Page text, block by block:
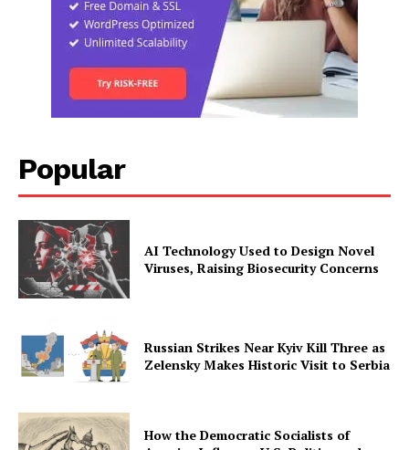
Popular
AI Technology Used to Design Novel
Viruses, Raising Biosecurity Concerns
Russian Strikes Near Kyiv Kill Three as
Zelensky Makes Historic Visit to Serbia
How the Democratic Socialists of